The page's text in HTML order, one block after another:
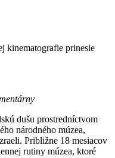
kinematografie prinesie
dušu prostredníctvom
národného múzea,
Približne 18 mesiacov
rutiny múzea, ktoré